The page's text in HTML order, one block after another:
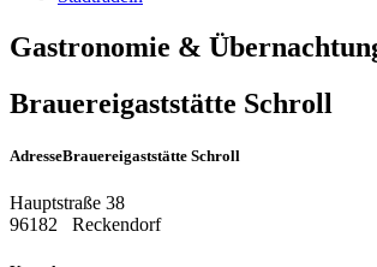
Gastronomie &
Brauereigaststätte Schroll
AdresseBrauereigaststätte Schroll
Hauptstraße 38
96182
Reckendorf